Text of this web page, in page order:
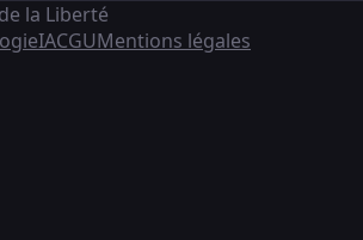
la Liberté
IACGUMentions légales